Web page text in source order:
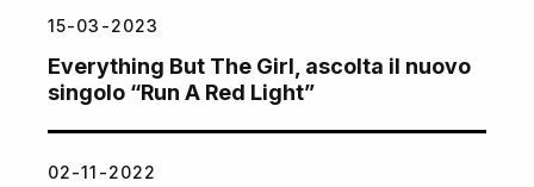
15-03-2023
Everything But The Girl, ascolta il nuovo
singolo “Run A Red Light”
02-11-2022